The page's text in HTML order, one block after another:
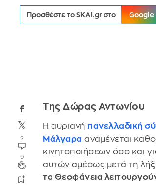
Προσθέστε το SKAI.gr στο Google
2
9
Της Δώρας Αντωνίου
Η αυριανή πανελλαδική
Μάλγαρα αναμένεται
κινητοποιήσεων όσο και
αυτών αμέσως μετά τη
τα Θεοφάνεια